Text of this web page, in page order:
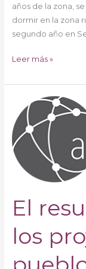
años de la zona,
dormir en la zona
segundo año en
Leer más »
El
los
resurgimiento
de
los
proyectos
a
pueblo:
renunciando